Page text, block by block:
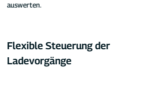
auswerten.
Flexible Steuerung der
Ladevorgänge